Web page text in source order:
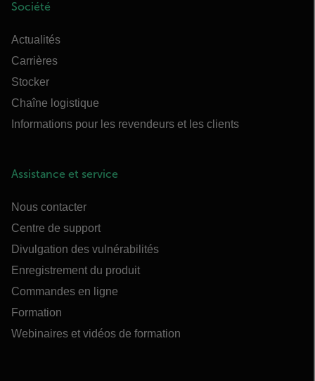
Société
Actualités
Carrières
Stocker
Chaîne logistique
Informations pour les revendeurs et les clients
Assistance et service
Nous contacter
Centre de support
Divulgation des vulnérabilités
Enregistrement du produit
Commandes en ligne
Formation
Webinaires et vidéos de formation